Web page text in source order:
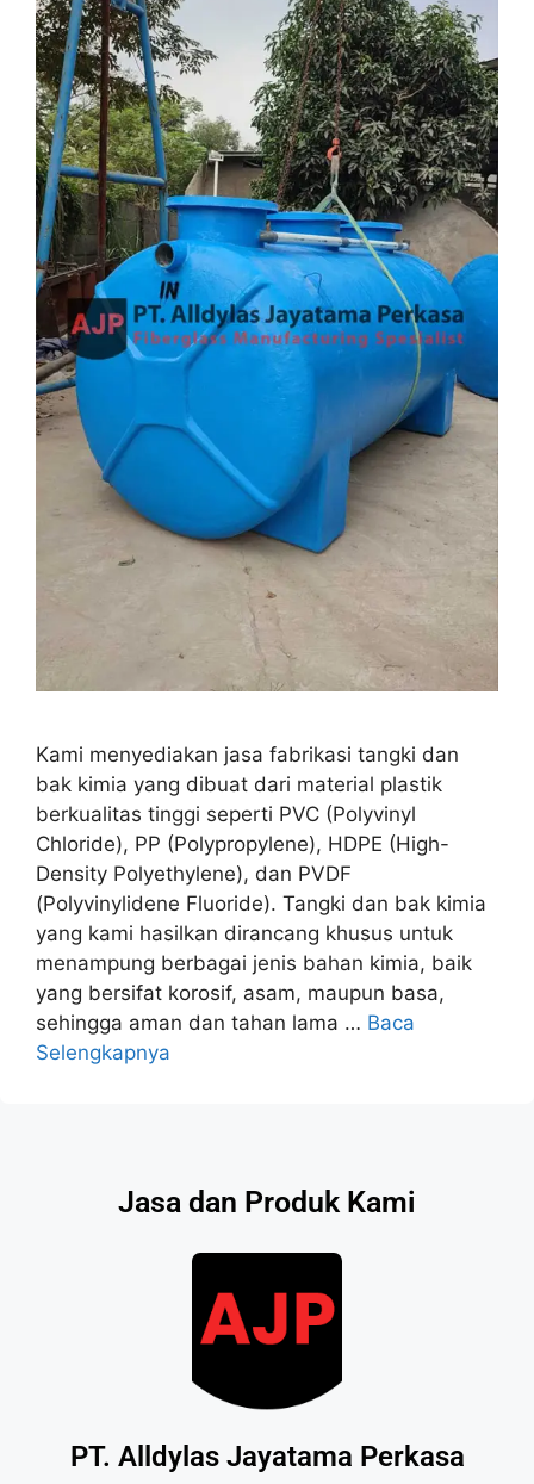
Kami menyediakan jasa fabrikasi tangki dan
bak kimia yang dibuat dari material plastik
berkualitas tinggi seperti PVC (Polyvinyl
Chloride), PP (Polypropylene), HDPE (High-
Density Polyethylene), dan PVDF
(Polyvinylidene Fluoride). Tangki dan bak kimia
yang kami hasilkan dirancang khusus untuk
menampung berbagai jenis bahan kimia, baik
yang bersifat korosif, asam, maupun basa,
sehingga aman dan tahan lama … Baca
Selengkapnya
Jasa dan Produk Kami
PT. Alldylas Jayatama Perkasa